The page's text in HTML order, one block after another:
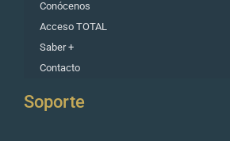
Conócenos
Acceso TOTAL
Saber +
Contacto
Soporte